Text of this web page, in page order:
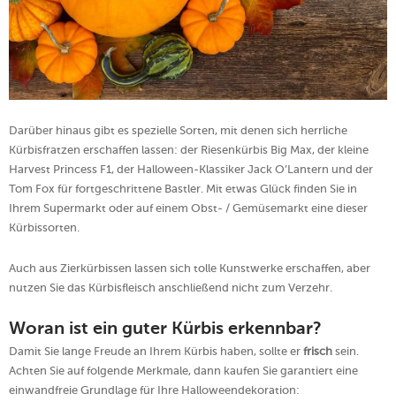
Darüber hinaus gibt es spezielle Sorten, mit denen sich herrliche
Kürbisfratzen erschaffen lassen: der Riesenkürbis Big Max, der kleine
Harvest Princess F1, der Halloween-Klassiker Jack O’Lantern und der
Tom Fox für fortgeschrittene Bastler. Mit etwas Glück finden Sie in
Ihrem Supermarkt oder auf einem Obst- / Gemüsemarkt eine dieser
Kürbissorten.
Auch aus Zierkürbissen lassen sich tolle Kunstwerke erschaffen, aber
nutzen Sie das Kürbisfleisch anschließend nicht zum Verzehr.
Woran ist ein guter Kürbis erkennbar?
Damit Sie lange Freude an Ihrem Kürbis haben, sollte er frisch sein.
Achten Sie auf folgende Merkmale, dann kaufen Sie garantiert eine
einwandfreie Grundlage für Ihre Halloweendekoration: